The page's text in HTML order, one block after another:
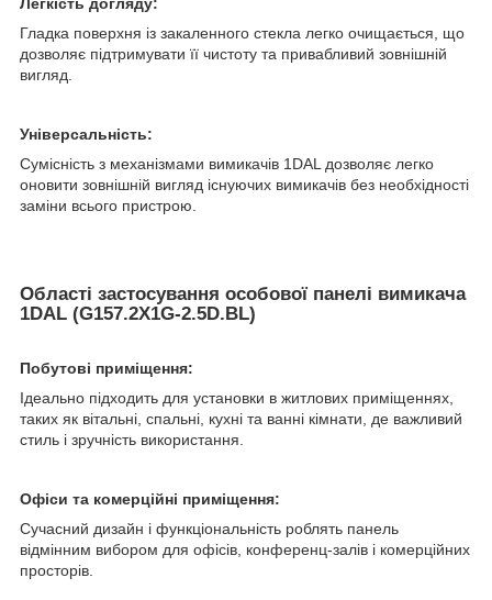
Легкість догляду:
Гладка поверхня із закаленного стекла легко очищається, що
дозволяє підтримувати її чистоту та привабливий зовнішній
вигляд.
Універсальність:
Сумісність з механізмами вимикачів 1DAL дозволяє легко
оновити зовнішній вигляд існуючих вимикачів без необхідності
заміни всього пристрою.
Області застосування особової панелі вимикача
1DAL (G157.2X1G-2.5D.BL)
Побутові приміщення:
Ідеально підходить для установки в житлових приміщеннях,
таких як вітальні, спальні, кухні та ванні кімнати, де важливий
стиль і зручність використання.
Офіси та комерційні приміщення:
Сучасний дизайн і функціональність роблять панель
відмінним вибором для офісів, конференц-залів і комерційних
просторів.